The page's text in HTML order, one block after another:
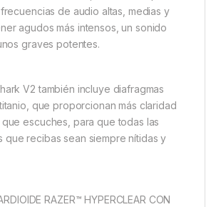
de audio altas, medias y
agudos más intensos, un sonido
graves potentes.
V2 también incluye diafragmas
que proporcionan más claridad
escuches, para que todas las
que recibas sean siempre nítidas y
RAZER™ HYPERCLEAR CON